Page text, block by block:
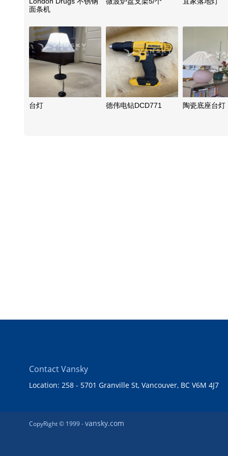
面条机
台灯 德伟电钻DCD771 陶瓷底座台灯
Contact Vansky
Location: 258 - 5701 Granville St, Vancouver, BC V6M 4J7
CopyRight © 1999 -vansky.com